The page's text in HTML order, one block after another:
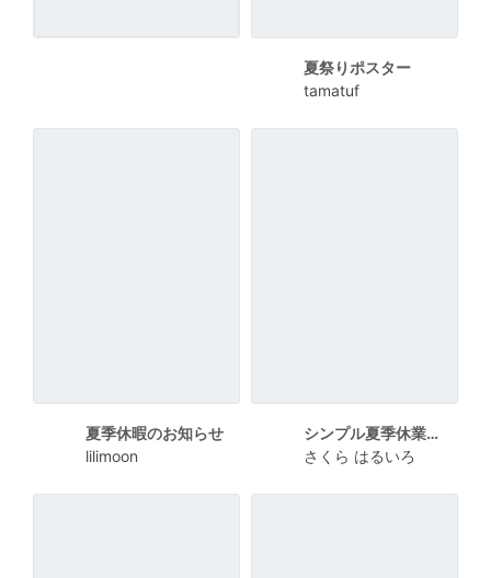
夏祭りポスター
tamatuf
夏季休暇のお知らせ
lilimoon
シンプル夏季休業のお知らせA4ポスター
さくら はるいろ